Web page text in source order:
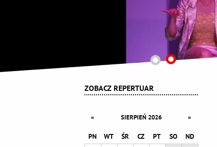
ZOBACZ REPERTUAR
« SIERPIEŃ 2026 »
PN WT ŚR CZ PT SO
ND